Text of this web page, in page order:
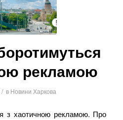
рекламою
/ в Новини Харкова
з хаотичною рекламою. Про